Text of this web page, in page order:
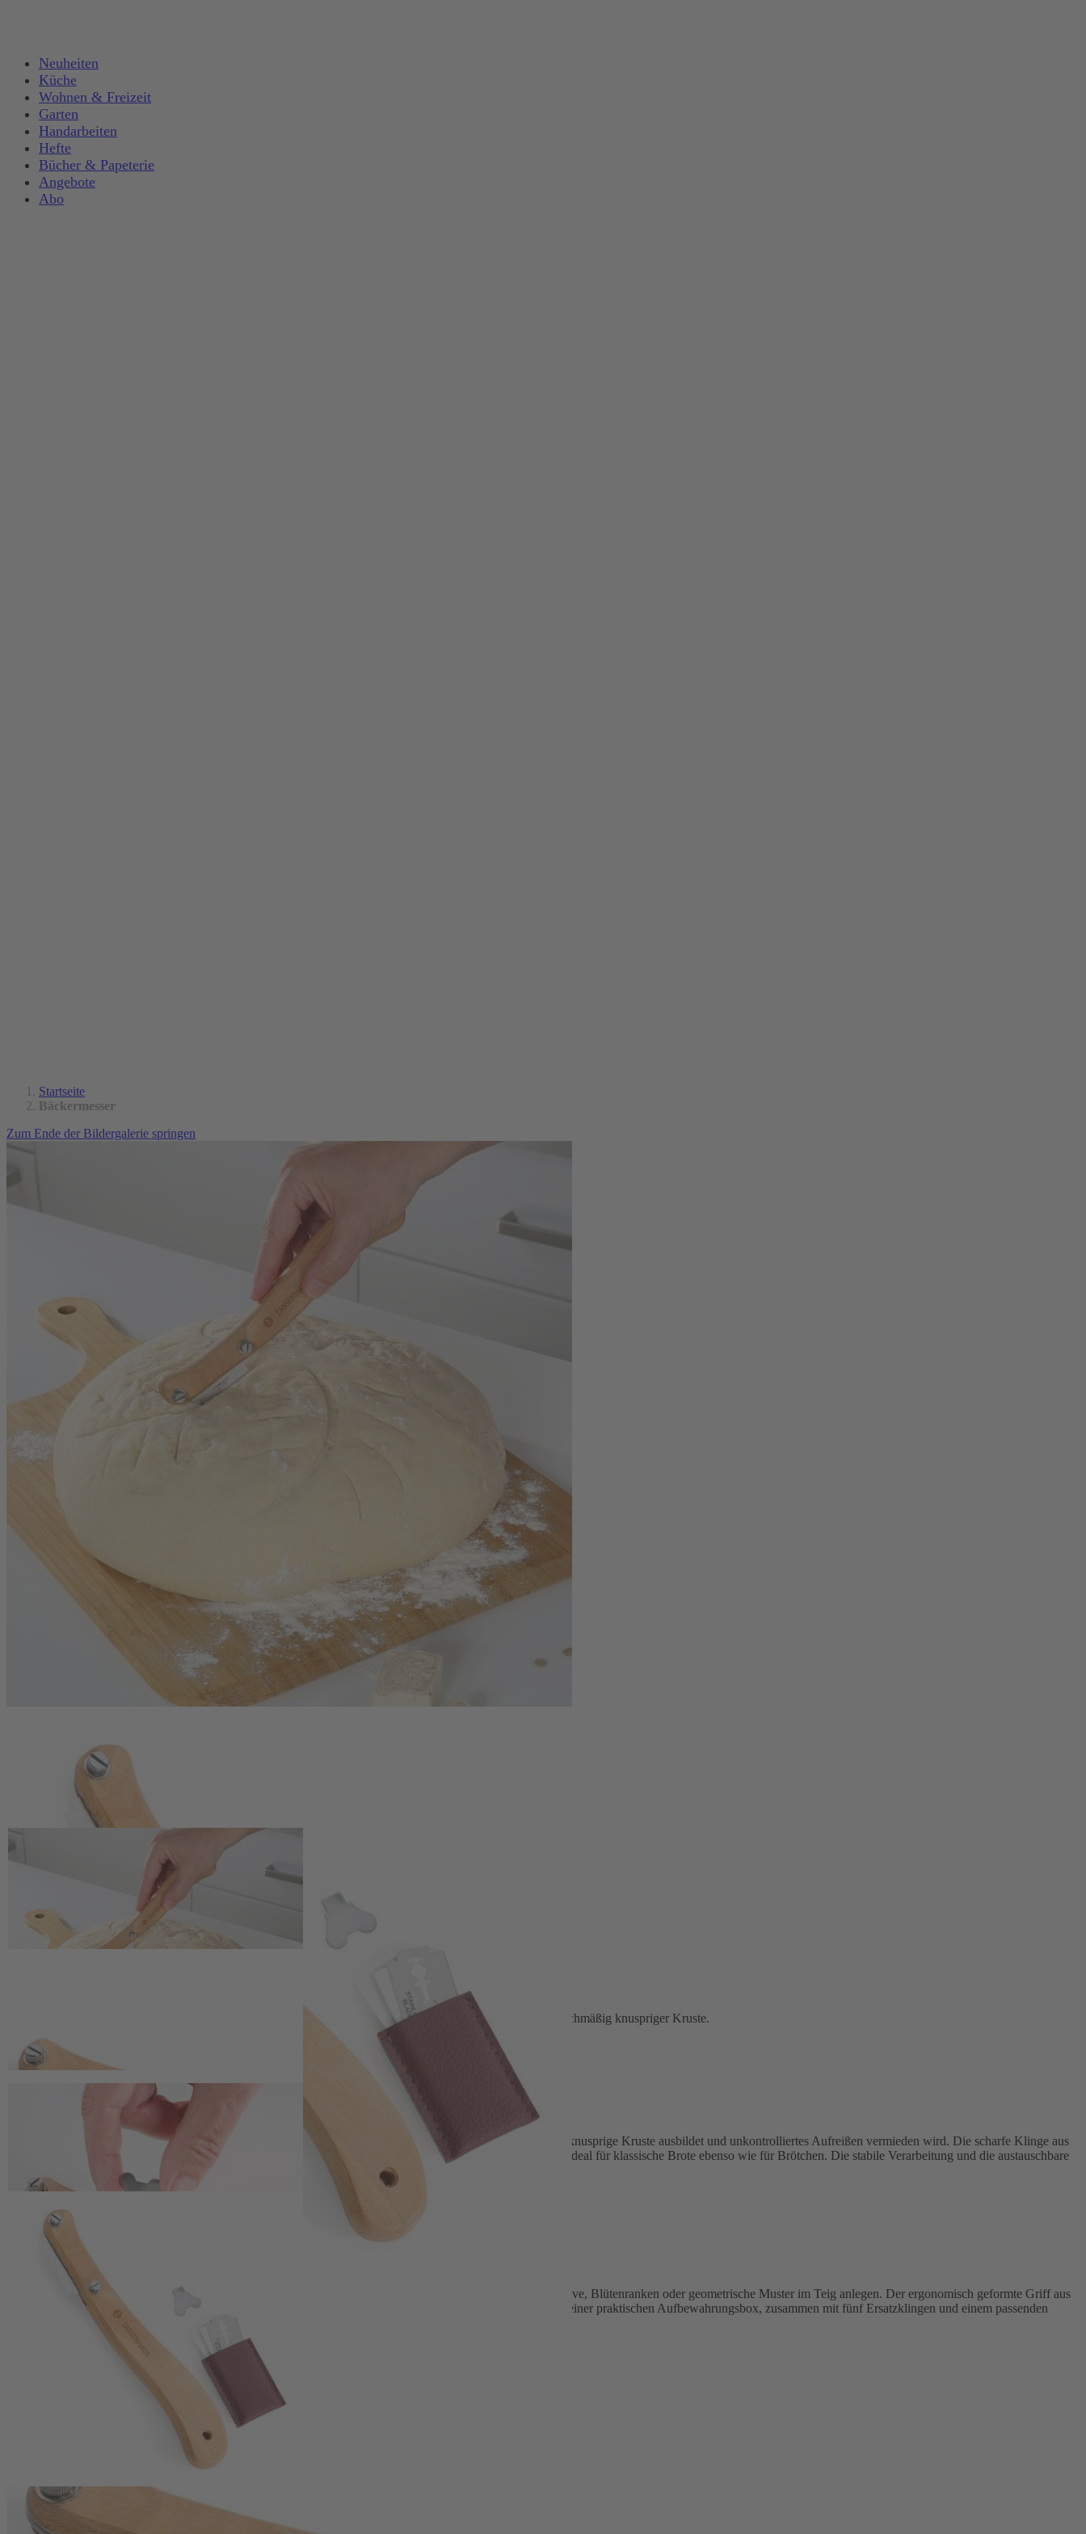
Neuheiten
Küche
Wohnen & Freizeit
Garten
Handarbeiten
Hefte
Bücher & Papeterie
Angebote
Abo
Startseite
Bäckermesser
Zum Ende der Bildergalerie springen
Zum Anfang der Bildergalerie springen
Bäckermesser
15,50 €
inkl. MwSt.
Mit diesem Bäckermesser gelingen saubere Einschnitte im Teig und kunstvolle Verzierungen für Brote mit gleichmäßig knuspriger Kruste.
Beschreibung
Präzises Einschneiden für eine gleichmäßige Kruste
Das Bäckermesser ermöglicht kontrollierte Einschnitte in Teiglinge, damit sich beim Backen eine gleichmäßig knusprige Kruste ausbildet und unkontrolliertes Aufreißen vermieden wird. Die scharfe Klinge aus
rostfreiem Edelstahl gleitet sauber durch den Teig und erzielt eine Schnitttiefe von etwa 5 bis 10 Millimetern – ideal für klassische Brote ebenso wie für Brötchen. Die stabile Verarbeitung und die austauschbare
Klinge unterstützen eine langlebige Nutzung in der heimischen Backstube.
Feine Verzierungen und sichere Handhabung
Mit dem Bäckermesser lassen sich neben funktionalen Einschnitten auch filigrane Verzierungen wie Ährenmotive, Blütenranken oder geometrische Muster im Teig anlegen. Der ergonomisch geformte Griff aus
Buchenholz liegt sicher in der Hand und bietet eine gute Führung beim Arbeiten. Geliefert wird das Messer in einer praktischen Aufbewahrungsbox, zusammen mit fünf Ersatzklingen und einem passenden
Werkzeug zum Wechseln.
Gesamtlänge ca. 19 x 3,5 x 1,5 cm (L x B x H)
Klinge aus rostfreiem Edelstahl, Griff aus Buchenholz
Schnitttiefe etwa 5–10 mm für Einschnitte und Verzierungen
Inklusive Aufbewahrungsbox, 5 Ersatzklingen und Werkzeug zum Klingenwechsel
Zassenhaus International GmbH